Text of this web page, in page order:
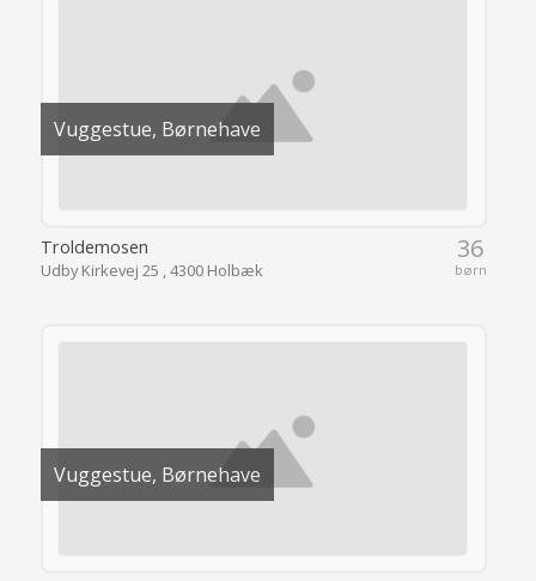
Vuggestue, Børnehave
36
børn
Troldemosen
Udby Kirkevej 25 , 4300 Holbæk
Vuggestue, Børnehave